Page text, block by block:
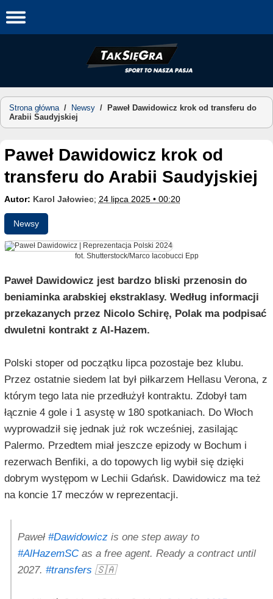
to
Strona główna/ Newsy /
Paweł Dawidowicz krok od transferu do
Arabii Saudyjskiej
Paweł Dawidowicz krok od
transferu do Arabii Saudyjskiej
Autor: Karol Jałowiec; 24 lipca 2025 • 00:20
Newsy
fot. Shutterstock/Marco Iacobucci Epp
Paweł Dawidowicz jest bardzo bliski przenosin do
beniaminka arabskiej ekstraklasy. Według informacji
przekazanych przez Nicolo Schirę, Polak ma podpisać
dwuletni kontrakt z Al-Hazem.
Polski stoper od początku lipca pozostaje bez klubu.
Przez ostatnie siedem lat był piłkarzem Hellasu Verona, z
którym tego lata nie przedłużył kontraktu. Zdobył tam
łącznie 4 gole i 1 asystę w 180 spotkaniach. Do Włoch
wyprowadził się jednak już rok wcześniej, zasilając
Palermo. Przedtem miał jeszcze epizody w Bochum i
rezerwach Benfiki, a do topowych lig wybił się dzięki
dobrym występom w Lechii Gdańsk. Dawidowicz ma też
na koncie 17 meczów w reprezentacji.
Paweł #Dawidowiczis one step away to
#AlHazemSCas a free agent. Ready a contract until
2027. #transfers 🇸🇦